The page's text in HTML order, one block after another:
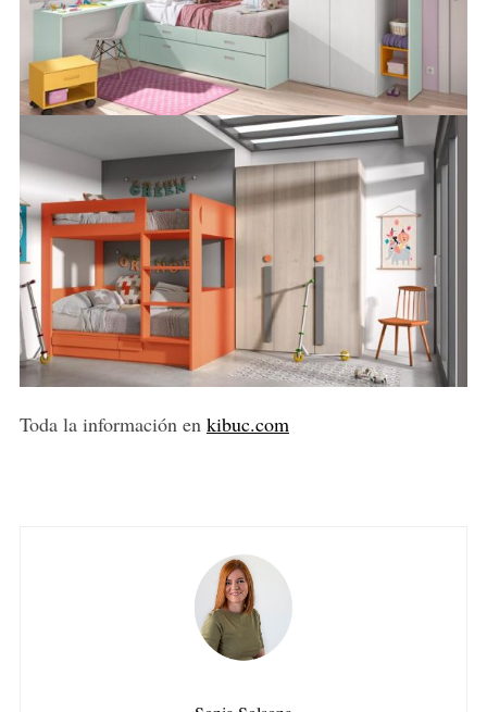
Toda la información en kibuc.com